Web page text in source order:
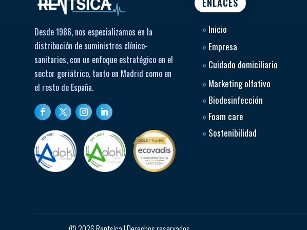
Desde 1986, nos especializamos en la
distribución de suministros clínico-
sanitarios, con un enfoque estratégico en el
sector geriátrico, tanto en Madrid como en
el resto de España.
ENLACES
» Inicio
» Empresa
» Cuidado domiciliario
» Marketing olfativo
» Biodesinfección
» Foam care
» Sostenibilidad